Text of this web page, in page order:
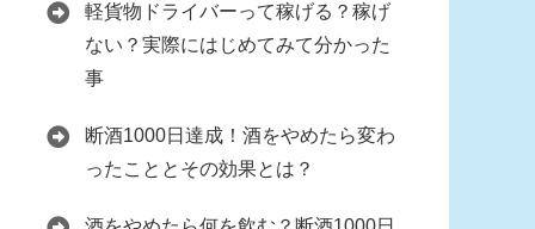
軽貨物ドライバーって稼げる？稼げ
ない？実際にはじめてみて分かった
事
断酒1000日達成！酒をやめたら変わ
ったこととその効果とは？